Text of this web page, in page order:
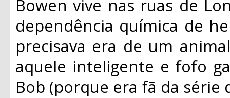
Bowen vive nas ruas de
dependência química de
precisava era de um
aquele inteligente e fofo
Bob (porque era fã da série